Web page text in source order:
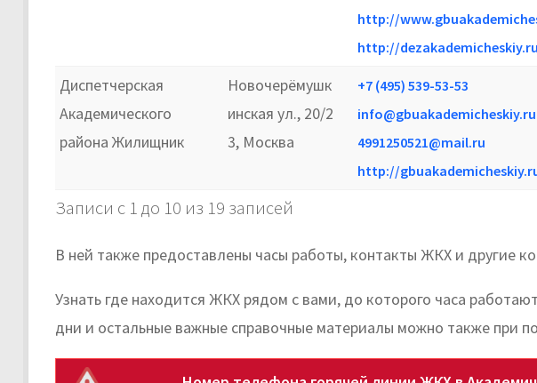
http://
http://
Диспетчерская
Академического
района Жилищник
Новочерёмушк
инская ул., 20/2
3, Москва
+7 (495) 539-53-53
info@gbuakademicheskiy.ru
4991250521@mail.ru
http://
Записи с 1 до 10 из 19 записей
В ней также предоставлены часы работы, контакты ЖКХ и другие
Узнать где находится ЖКХ рядом с вами, до которого часа
дни и остальные важные справочные материалы можно также при